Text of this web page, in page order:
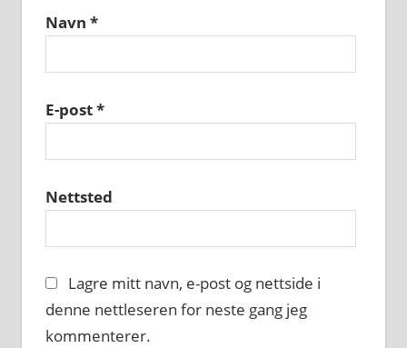
Navn *
E-post*
Nettsted
Lagre mitt navn, e-post og nettside i
denne nettleseren for neste gang jeg
kommenterer.